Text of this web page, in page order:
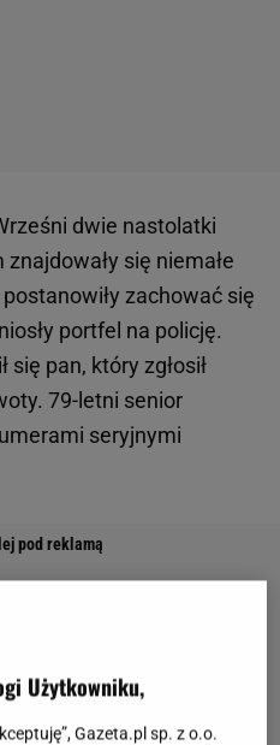
dwie nastolatki
się niemałe
zachować się
portfel na policję.
się pan, który zgłosił
79-letni senior
seryjnymi
Użytkowniku,
Gazeta.pl sp. z o.o.